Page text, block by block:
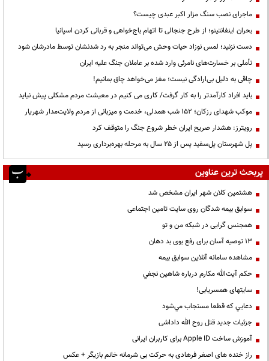
ماجرای نصب سنگ مزار اکبر عبدی چیست؟
بحران اینفانتینو؛ از طرح جنجالی تا اتهام باج‌خواهی و قربانی کردن اسپانیا
دست نزنید؛ لمس نوزاد حیات وحش می‌تواند منجر به رد شدنشان توسط مادرشان شود
تأملی بر خسارت‌های نامرئی وارد شده بر عاملان جنگ علیه ایران
چاقی به دلیل بی‌ارادگی نیست؛ مغز می‌خواهد چاق بمانیم!
باید افراد کارآمدتر را به کار گرفت/ کاری می کنیم در معیشت مردم مشکلی پیش نیاید
موکب شهدای رزکان؛ ۱۵۲ شب همدلی، خدمت و میزبانی از مردم ولایت‌مدار شهریار
رویترز: هشدار صریح ایران خطر شروع جنگ را متوقف کرد
پل شهرستان پل‌سفید پس از ۲۵ سال به مرحله بهره‌برداری رسید
پربحث ترین عناوین
هشتمین کلان شهر ایران مشخص شد
سوابق بیمه شدگان روی سایت تامین اجتماعی
همجنس گرایی در شبکه من و تو
13 توصیه آسان برای رفع بوی بد دهان
مشاهده سامانه آنلاين سوابق بیمه
حكم آيت‌الله مكارم درباره شاهين نجفي
سایتهای همسریابی!
دعايي كه قطعا مستجاب مي‌شود
جزئیات جدید قتل روح الله داداشی
آموزش ساخت Apple ID برای کاربران ایرانی
راز خنده های اصغر فرهادی به حرکت بی شرمانه خانم بازیگر + عکس